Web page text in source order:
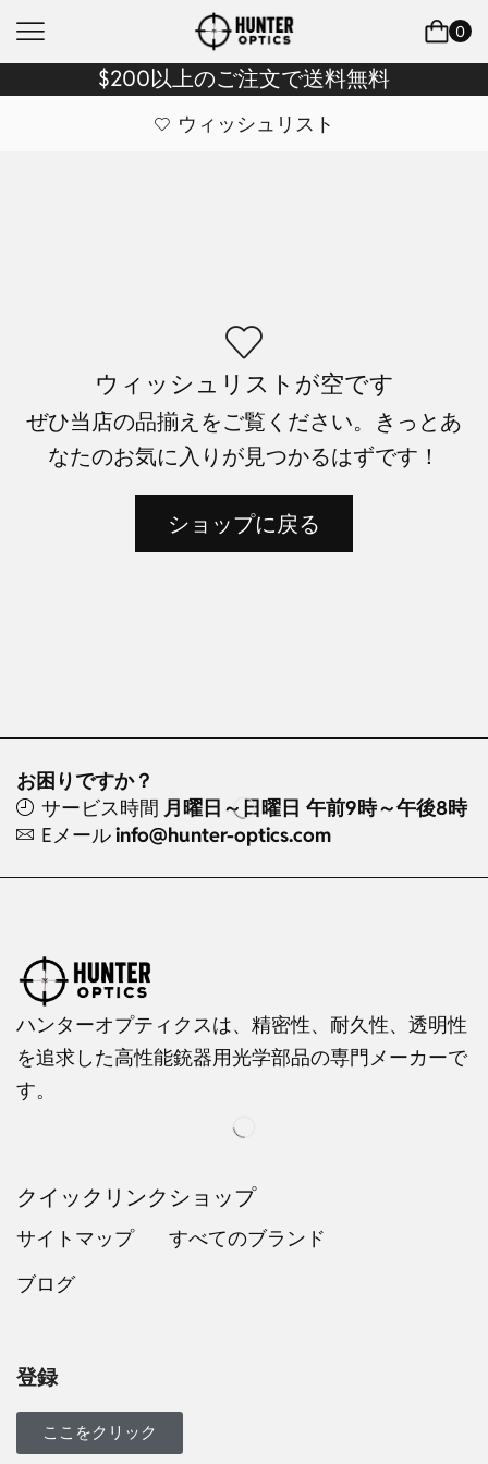
0
$200以上のご注文で送料無料
ウィッシュリスト
ウィッシュリストが空です
ぜひ当店の品揃えをご覧ください。きっとあ
なたのお気に入りが見つかるはずです！
ショップに戻る
お困りですか？
サービス時間 月曜日～日曜日 午前9時～午後8時
Eメールinfo@hunter-optics.com
ハンターオプティクスは、精密性、耐久性、透明性
を追求した高性能銃器用光学部品の専門メーカーで
す。
クイックリンク
サイトマップ
ブログ
ショップ
すべてのブランド
登録
ここをクリック